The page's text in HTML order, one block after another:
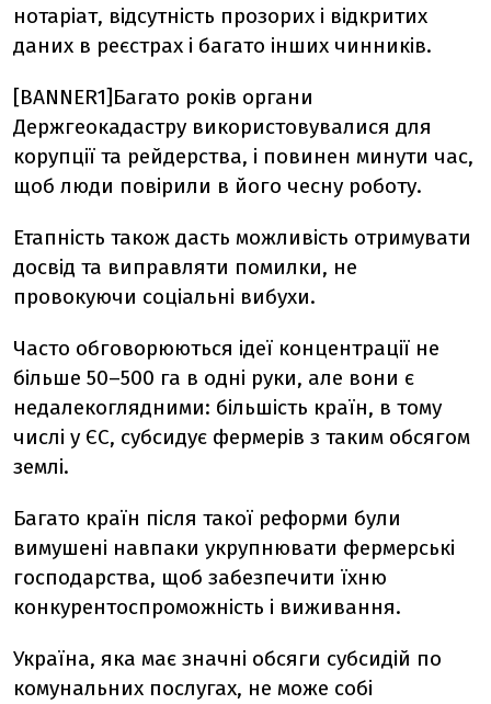
нотаріат, відсутність прозорих і відкритих
даних в реєстрах і багато інших чинників.
[BANNER1]Багато років органи
Держгеокадастру використовувалися для
корупції та рейдерства, і повинен минути час,
щоб люди повірили в його чесну роботу.
Етапність також дасть можливість отримувати
досвід та виправляти помилки, не
провокуючи соціальні вибухи.
Часто обговорюються ідеї концентрації не
більше 50–500 га в одні руки, але вони є
недалекоглядними: більшість країн, в тому
числі у ЄС, субсидує фермерів з таким обсягом
землі.
Багато країн після такої реформи були
вимушені навпаки укрупнювати фермерські
господарства, щоб забезпечити їхню
конкурентоспроможність і виживання.
Україна, яка має значні обсяги субсидій по
комунальних послугах, не може собі